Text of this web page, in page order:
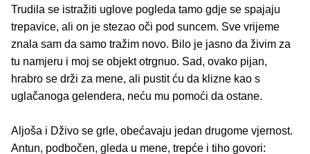
Trudila se istražiti uglove pogleda tamo gdje se spajaju
trepavice, ali on je stezao oči pod suncem. Sve vrijeme
znala sam da samo tražim novo. Bilo je jasno da živim za
tu namjeru i moj se objekt otrgnuo. Sad, ovako pijan,
hrabro se drži za mene, ali pustit ću da klizne kao s
uglačanoga gelendera, neću mu pomoći da ostane.
Aljoša i Dživo se grle, obećavaju jedan drugome vjernost.
Antun, podbočen, gleda u mene, trepće i tiho govori: